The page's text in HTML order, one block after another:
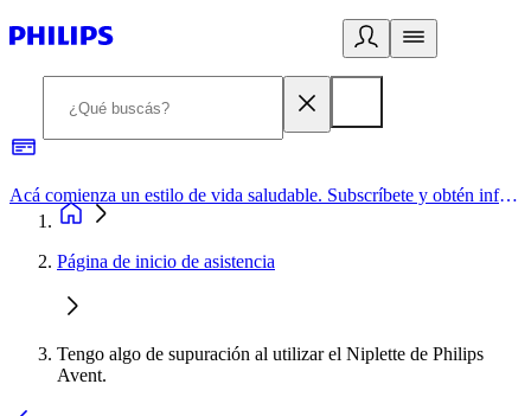
Acá comienza un estilo de vida saludable. Subscríbete y obtén información de primera mano
Página de inicio de asistencia
Tengo algo de supuración al utilizar el Niplette de Philips
Avent.